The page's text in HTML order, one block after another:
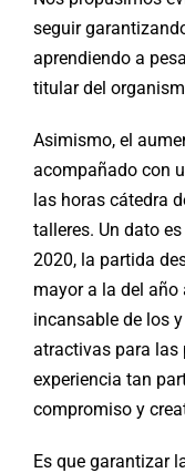
seguir
aprendiendo a
titular del
Asimismo, el
acompañado con
las horas cátedra
talleres. Un dato
2020, la partida
mayor a la del año
incansable de los
atractivas para las
experiencia tan
compromiso y
Es que garantizar